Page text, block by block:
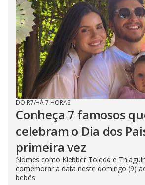
DO R7/HÁ 7 HORAS
Conheça 7 famosos
celebram o Dia dos
primeira vez
Nomes como Klebber Toledo e
comemorar a data neste domingo (9)
bebês